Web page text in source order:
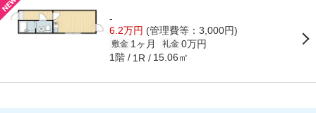
-
6.2万円 (管理費等：3,000円)
敷金 1ヶ月 礼金 0万円
1階 1R 15.06㎡